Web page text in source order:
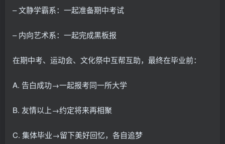
– 文静学霸系：一起准备期中考试
– 内向艺术系：一起完成黑板报
在期中考、运动会、文化祭中互帮互助，最终在毕业前：
A. 告白成功→一起报考同一所大学
B. 友情以上→约定将来再相聚
C. 集体毕业→留下美好回忆，各自追梦